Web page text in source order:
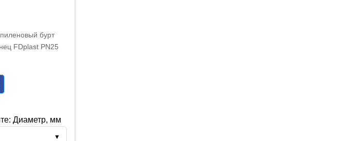
бурт
FDplast PN25
Диаметр, мм
▼